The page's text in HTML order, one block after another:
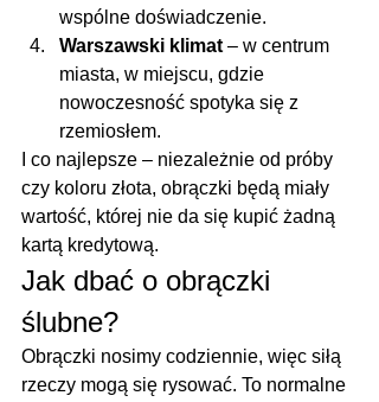
wspólne doświadczenie.
Warszawski klimat – w centrum
miasta, w miejscu, gdzie
nowoczesność spotyka się z
rzemiosłem.
I co najlepsze – niezależnie od próby
czy koloru złota, obrączki będą miały
wartość, której nie da się kupić żadną
kartą kredytową.
Jak dbać o obrączki
ślubne?
Obrączki nosimy codziennie, więc siłą
rzeczy mogą się rysować. To normalne